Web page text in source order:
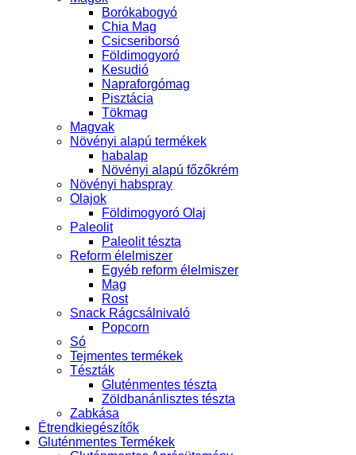
Borókabogyó
Chia Mag
Csicseriborsó
Földimogyoró
Kesudió
Napraforgómag
Pisztácia
Tökmag
Magvak
Növényi alapú termékek
habalap
Növényi alapú főzőkrém
Növényi habspray
Olajok
Földimogyoró Olaj
Paleolit
Paleolit tészta
Reform élelmiszer
Egyéb reform élelmiszer
Mag
Rost
Snack Rágcsálnivaló
Popcorn
Só
Tejmentes termékek
Tészták
Gluténmentes tészta
Zöldbanánlisztes tészta
Zabkása
Étrendkiegészítők
Gluténmentes Termékek